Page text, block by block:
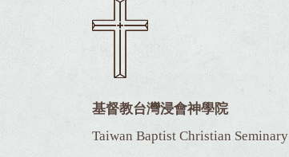
基督教台灣浸會神學院
Taiwan Baptist Christian Seminary